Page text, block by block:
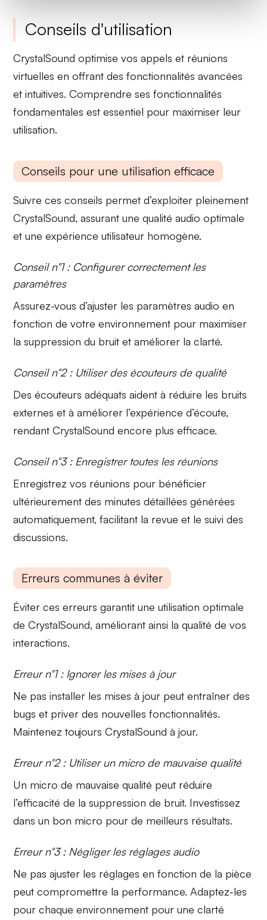
Conseils d'utilisation
CrystalSound optimise vos appels et réunions
virtuelles en offrant des fonctionnalités avancées
et intuitives. Comprendre ses fonctionnalités
fondamentales est essentiel pour maximiser leur
utilisation.
Conseils pour une utilisation efficace
Suivre ces conseils permet d’exploiter pleinement
CrystalSound, assurant une qualité audio optimale
et une expérience utilisateur homogène.
Conseil n°1 : Configurer correctement les
paramètres
Assurez-vous d’ajuster les paramètres audio en
fonction de votre environnement pour maximiser
la suppression du bruit et améliorer la clarté.
Conseil n°2 : Utiliser des écouteurs de qualité
Desécouteurs adéquats aident à réduire les bruits
externes et à améliorer l’expérience d’écoute,
rendantCrystalSound encore plus efficace.
Conseil n°3 : Enregistrer toutes les réunions
Enregistrez vos réunions pour bénéficier
ultérieurement des minutes détaillées générées
automatiquement, facilitant la revue et le suivi des
discussions.
Erreurs communes à éviter
Éviter ces erreurs garantit une utilisation optimale
deCrystalSound, améliorant ainsi la qualité de vos
interactions.
Erreur n°1 : Ignorer les mises à jour
Ne pas installer les mises à jour peut entraîner des
bugs et priver des nouvelles fonctionnalités.
Maintenez toujoursCrystalSound à jour.
Erreur n°2 : Utiliser un micro de mauvaise qualité
Un micro de mauvaise qualité peut réduire
l’efficacité de la suppression de bruit. Investissez
dans un bon micro pour de meilleurs résultats.
Erreur n°3 : Négliger les réglages audio
Ne pas ajuster les réglages en fonction de la pièce
peut compromettre la performance. Adaptez-les
pour chaque environnement pour une clarté